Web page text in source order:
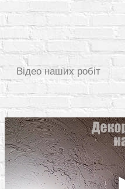
Відео наших робіт